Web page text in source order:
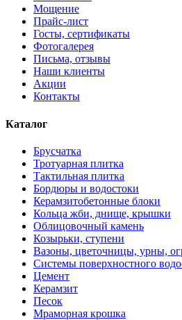
Мощение
Прайс-лист
Госты, сертификаты
Фотогалерея
Письма, отзывы
Наши клиенты
Акции
Контакты
Каталог
Брусчатка
Тротуарная плитка
Тактильная плитка
Бордюры и водостоки
Керамзитобетонные блоки
Кольца жби, днище, крышки
Облицовочный камень
Козырьки, ступени
Вазоны, цветочницы, урны,
Системы поверхностного
Цемент
Керамзит
Песок
Мраморная крошка